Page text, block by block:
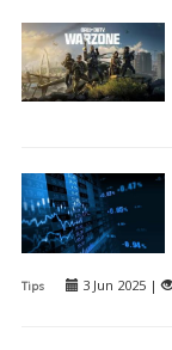
Tips 3 Jun 2025 |